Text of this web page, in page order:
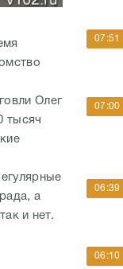
Олег
тысяч
а
и нет.
07:51
07:00
06:39
06:10